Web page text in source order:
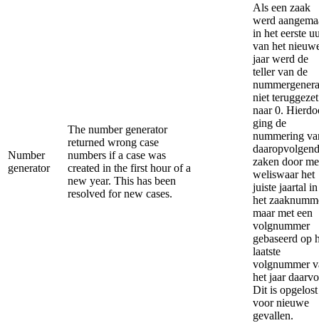
Number
generator
The number generator
returned wrong case
numbers if a case was
created in the first hour of a
new year. This has been
resolved for new cases.
Als een zaak
werd
in het eerste
van het
jaar werd de
teller van de
niet teruggezet
naar 0.
ging de
nummering
zaken door
weliswaar het
juiste jaartal in
het
maar met een
volgnummer
gebaseerd op
laatste
volgnummer
het jaar
Dit is opgelost
voor nieuwe
gevallen.